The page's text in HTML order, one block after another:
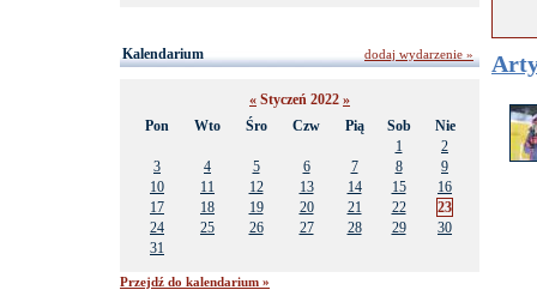
Kalendarium
« Styczeń 2022 »
Pon
Wto Śro Czw Pią Sob
Nie
1
2
3
4 5 6 7 8
9
10
11 12 13 14 15
16
17
18 19 20 21 22
23
24
25 26 27 28 29
30
31
Przejdź do kalendarium »
dodaj wydarzenie »